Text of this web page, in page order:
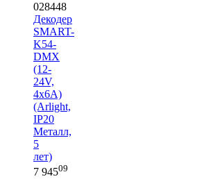
028448
Декодер
SMART-
K54-
DMX
(12-
24V,
4x6A)
(Arlight,
IP20
Металл,
5
лет)
7 94509